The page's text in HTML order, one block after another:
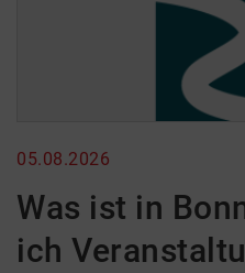
05.08.2026
Was ist in
ich